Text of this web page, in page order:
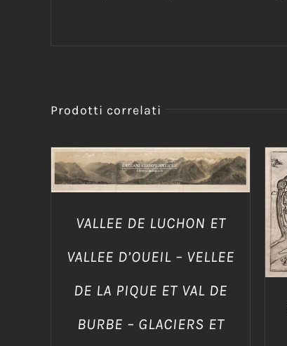
Prodotti correlati
AGGIUNGI AL CARRELLO
/
DETTAGLI
VALLEE DE LUCHON ET
VALLEE D’OUEIL – VELLEE
DE LA PIQUE ET VAL DE
BURBE – GLACIERS ET